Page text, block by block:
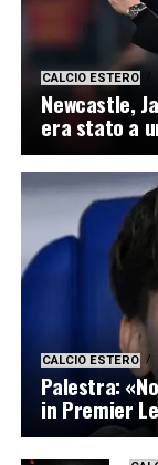
CALCIO ESTERO
Newcastle,
era stato a
CALCIO ESTERO
Palestra:
in Premier